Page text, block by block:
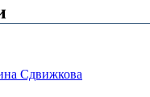
Сдвижкова